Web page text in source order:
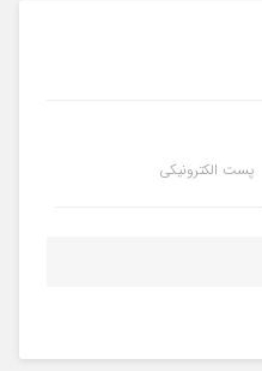
پست الکترونیکی